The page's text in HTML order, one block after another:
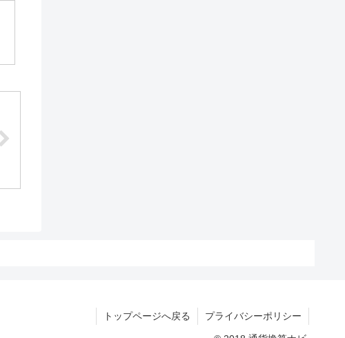
トップページへ戻る プライバシーポリシー